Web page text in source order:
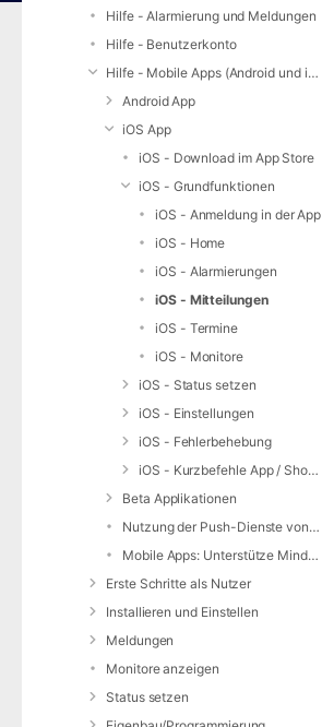
Hilfe - Alarmierung und Meldungen
Hilfe - Benutzerkonto
Hilfe - Mobile Apps (Android und iOS)
Android App
iOS App
iOS - Download im App Store
iOS - Grundfunktionen
iOS - Anmeldung in der App
iOS - Home
iOS - Alarmierungen
iOS - Mitteilungen
iOS - Termine
iOS - Monitore
iOS - Status setzen
iOS - Einstellungen
iOS - Fehlerbehebung
iOS - Kurzbefehle App / Shortcuts Widget
Beta Applikationen
Nutzung der Push-Dienste von Apple / Google
Mobile Apps: Unterstütze Mindestversionen
Erste Schritte als Nutzer
Installieren und Einstellen
Meldungen
Monitore anzeigen
Status setzen